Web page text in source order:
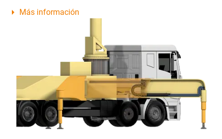
Más información